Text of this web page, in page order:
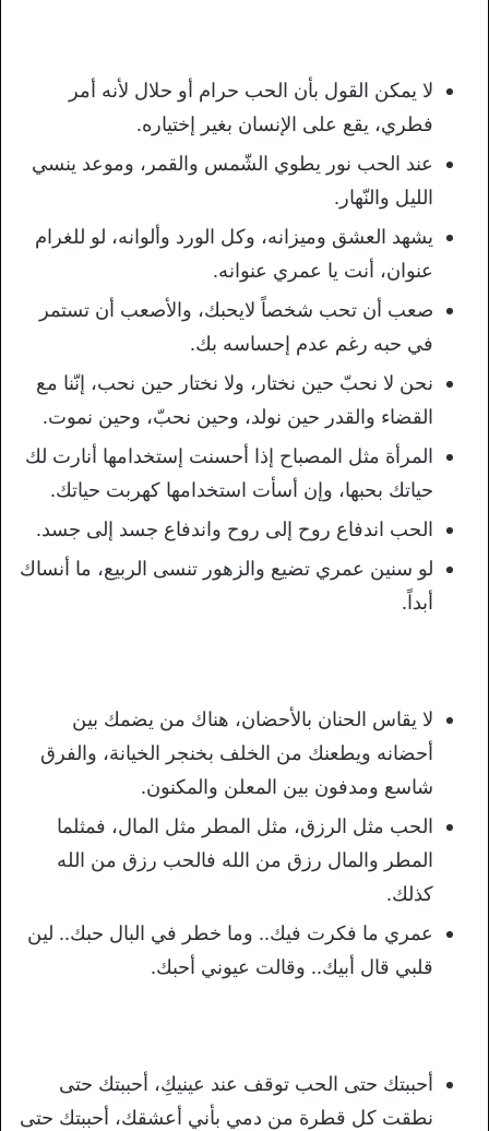
لا يمكن القول بأن الحب حرام أو حلال لأنه أمر
فطري، يقع على الإنسان بغير إختياره.
عند الحب نور يطوي الشّمس والقمر، وموعد ينسي
الليل والنّهار.
يشهد العشق وميزانه، وكل الورد وألوانه، لو للغرام
عنوان، أنت يا عمري عنوانه.
صعب أن تحب شخصاً لايحبك، والأصعب أن تستمر
في حبه رغم عدم إحساسه بك.
نحن لا نحبّ حين نختار، ولا نختار حين نحب، إنّنا مع
القضاء والقدر حين نولد، وحين نحبّ، وحين نموت.
المرأة مثل المصباح إذا أحسنت إستخدامها أنارت لك
حياتك بحبها، وإن أسأت استخدامها كهربت حياتك.
الحب اندفاع روح إلى روح واندفاع جسد إلى جسد.
لو سنين عمري تضيع والزهور تنسى الربيع، ما أنساك
أبداً.
لا يقاس الحنان بالأحضان، هناك من يضمك بين
أحضانه ويطعنك من الخلف بخنجر الخيانة، والفرق
شاسع ومدفون بين المعلن والمكنون.
الحب مثل الرزق، مثل المطر مثل المال، فمثلما
المطر والمال رزق من الله فالحب رزق من الله
كذلك.
عمري ما فكرت فيك.. وما خطر في البال حبك.. لين
قلبي قال أبيك.. وقالت عيوني أحبك.
أحببتك حتى الحب توقف عند عينيكِ، أحببتك حتى
نطقت كل قطرة من دمي بأني أعشقك، أحببتك حتى